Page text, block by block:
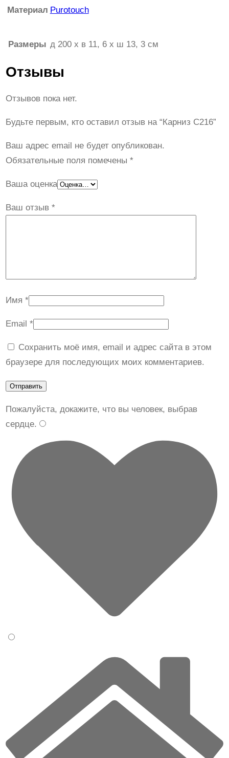
Материал Purotouch
Размеры д 200 x в 11, 6 x ш 13, 3 см
Отзывы
Отзывов пока нет.
Будьте первым, кто оставил отзыв на “Карниз C216”
Ваш адрес email не будет опубликован.
Обязательные поля помечены *
Ваша оценка
Ваш отзыв *
Имя *
Email *
Сохранить моё имя, email и адрес сайта в этом
браузере для последующих моих комментариев.
Пожалуйста, докажите, что вы человек, выбрав
сердце.